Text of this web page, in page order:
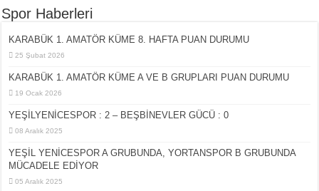
Spor Haberleri
KARABÜK 1. AMATÖR KÜME 8. HAFTA PUAN DURUMU
25 Şubat 2026
KARABÜK 1. AMATÖR KÜME A VE B GRUPLARI PUAN DURUMU
19 Ocak 2026
YEŞİLYENİCESPOR : 2 – BEŞBİNEVLER GÜCÜ : 0
08 Aralık 2025
YEŞİL YENİCESPOR A GRUBUNDA, YORTANSPOR B GRUBUNDA
MÜCADELE EDİYOR
05 Aralık 2025